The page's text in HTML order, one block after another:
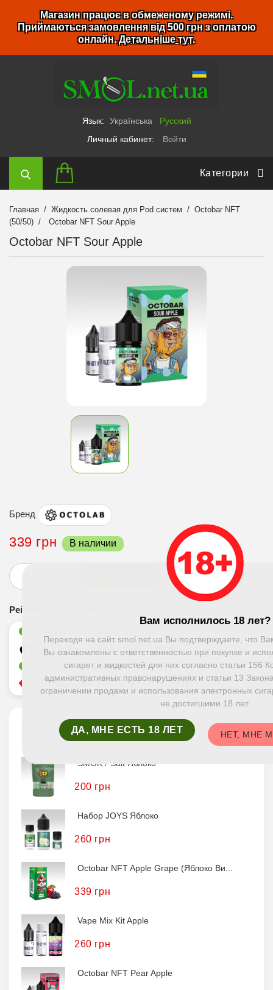
Магазин працює в обмеженому режимі.
Приймаються замовлення від 500 грн з оплатою
онлайн.Детальніше тут.
Язык: Українська
Русский
Личный кабинет:
Войти
Категории
Главная Жидкость солевая для Pod систем
Octobar NFT
(50/50)
Octobar NFT Sour Apple
Octobar NFT Sour Apple
Бренд
339 грн В наличии
Рейтинг:
Доступные службы доставки:
Вас может заинтересовать
SMOKY Salt Яблоко
200 грн
Набор JOYS Яблоко
260 грн
Octobar NFT Apple Grape (Яблоко Ви...
339 грн
Vape Mix Kit Apple
260 грн
Octobar NFT Pear Apple
Вам исполнилось 18 лет?
Переходя на сайт smol.net.ua Вы подтверждаете, что
Вы ознакомлены с ответственностью при покупке и
сигарет и жидкостей для них согласно статьи 156
административных правонарушениях и статьи 13
ограничении продажи и использования электронных
не достигшими 18 лет.
ДА, МНЕ ЕСТЬ 18 ЛЕТ НЕТ, МНЕ